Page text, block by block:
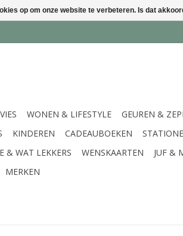
WONEN & LIFESTYLE GEUREN &
KINDEREN CADEAUBOEKEN
& WAT LEKKERS
WENSKAARTEN JUF &
MERKEN
op om onze website te verbeteren. Is dat